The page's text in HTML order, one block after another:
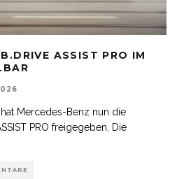
ASSIST PRO IM
Mercedes-Benz nun die
PRO freigegeben. Die